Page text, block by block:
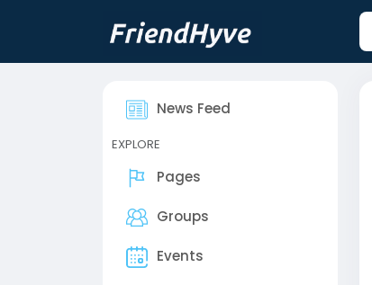
News Feed
EXPLORE
Pages
Groups
Events